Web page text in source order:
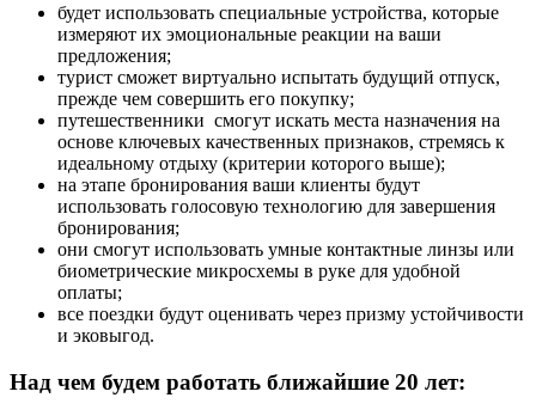
будет использовать специальные устройства, которые
измеряют их эмоциональные реакции на ваши
предложения;
турист сможет виртуально испытать будущий отпуск,
прежде чем совершить его покупку;
путешественники смогут искать места назначения на
основе ключевых качественных признаков, стремясь к
идеальному отдыху (критерии которого выше);
на этапе бронирования ваши клиенты будут
использовать голосовую технологию для завершения
бронирования;
они смогут использовать умные контактные линзы или
биометрические микросхемы в руке для удобной
оплаты;
все поездки будут оценивать через призму устойчивости
и эковыгод.
Над чем будем работать ближайшие 20 лет: